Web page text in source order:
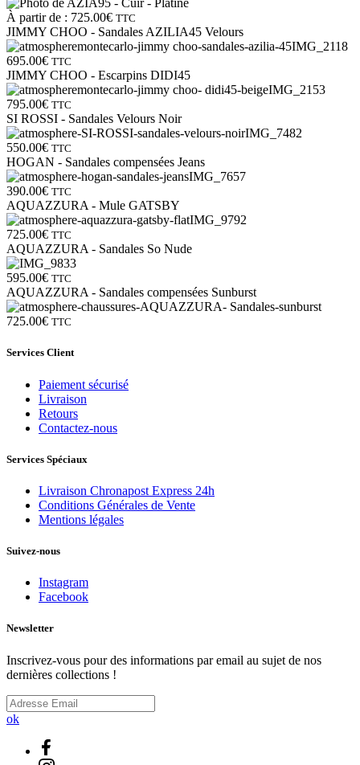
À partir de : 725.00€ TTC
JIMMY CHOO - Sandales AZILIA45 Velours
695.00€ TTC
JIMMY CHOO - Escarpins DIDI45
795.00€ TTC
SI ROSSI - Sandales Velours Noir
550.00€ TTC
HOGAN - Sandales compensées Jeans
390.00€ TTC
AQUAZZURA - Mule GATSBY
725.00€ TTC
AQUAZZURA - Sandales So Nude
595.00€ TTC
AQUAZZURA - Sandales compensées Sunburst
725.00€ TTC
Services Client
Paiement sécurisé
Livraison
Retours
Contactez-nous
Services Spéciaux
Livraison Chronapost Express 24h
Conditions Générales de Vente
Mentions légales
Suivez-nous
Instagram
Facebook
Newsletter
Inscrivez-vous pour des informations par email au sujet de nos
dernières collections !
ok